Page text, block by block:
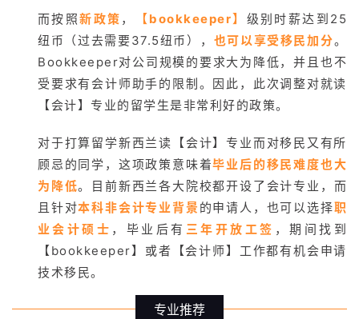
而按照新政策 ， 【bookkeeper】 级别时薪达到25
纽币（过去需要37.5纽币）， 也可以享受移民加分。
Bookkeeper对公司规模的要求大为降低，并且也不
受要求有会计师助手的限制。因此，此次调整对就读
【会计】专业的留学生是非常利好的政策。
对于打算留学新西兰读【会计】专业而对移民又有所
顾忌的同学，这项政策意味着毕业后的移民难度也大
为降低。目前新西兰各大院校都开设了会计专业，而
且针对本科非会计专业背景 的申请人，也可以选择职
业会计硕士 ，毕业后有 三年开放工签 ，期间找到
【bookkeeper】或者【会计师】工作都有机会申请
技术移民。
专业推荐